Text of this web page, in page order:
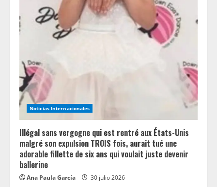
e
d
i
n
g
Noticias Internacionales
Illégal sans vergogne qui est rentré aux États-Unis
malgré son expulsion TROIS fois, aurait tué une
adorable fillette de six ans qui voulait juste devenir
ballerine
Ana Paula García 30 julio 2026